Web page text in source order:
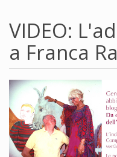
VIDEO:
a Franca